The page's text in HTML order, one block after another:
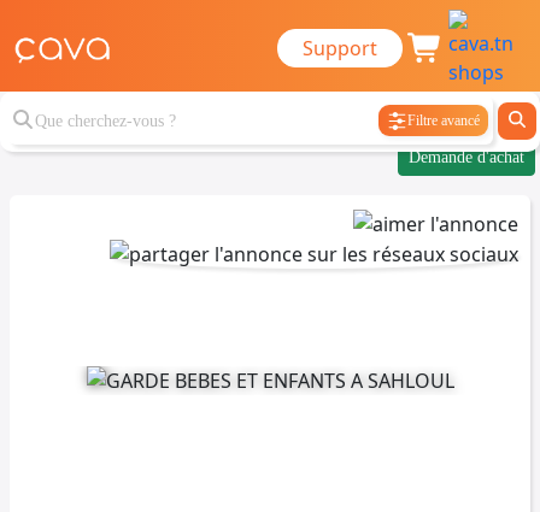
Support
Filtre avancé
Demande d'achat